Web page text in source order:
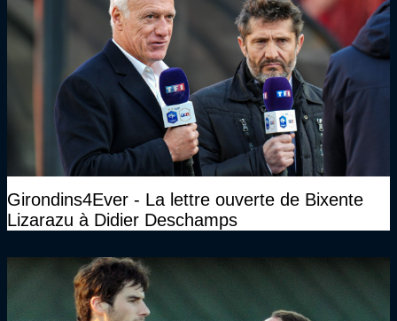
Girondins4Ever - La lettre ouverte de Bixente
Lizarazu à Didier Deschamps